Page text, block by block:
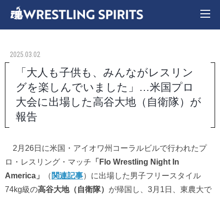
2025.03.02
「大人も子供も、みんながレスリン
グを楽しんでいました」…米国プロ
大会に出場した高谷大地（自衛隊）が
報告
2月26日に米国・アイオワ州コーラルビルで行われたプ
ロ・レスリング・マッチ 「Flo Wrestling Night In
America」
（ 関連記事）に出場した男子フリースタイル
74kg級の高谷大地（自衛隊） が帰国し、3月1日、東農大で